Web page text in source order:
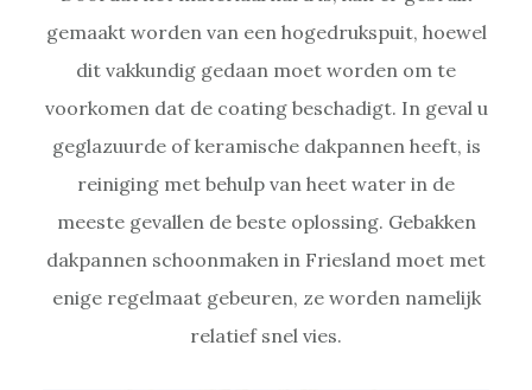
gemaakt worden van een hogedrukspuit, hoewel
dit vakkundig gedaan moet worden om te
voorkomen dat de coating beschadigt. In geval u
geglazuurde of keramische dakpannen heeft, is
reiniging met behulp van heet water in de
meeste gevallen de beste oplossing. Gebakken
dakpannen schoonmaken in Friesland moet met
enige regelmaat gebeuren, ze worden namelijk
relatief snel vies.